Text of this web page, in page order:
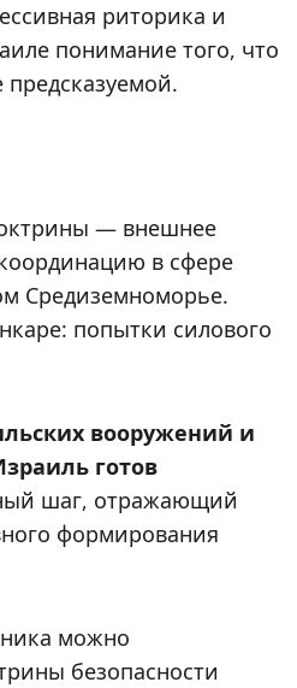
риторика и
понимание того, что
предсказуемой.
— внешнее
в сфере
Средиземноморье.
попытки силового
вооружений и
готов
шаг, отражающий
формирования
можно
безопасности